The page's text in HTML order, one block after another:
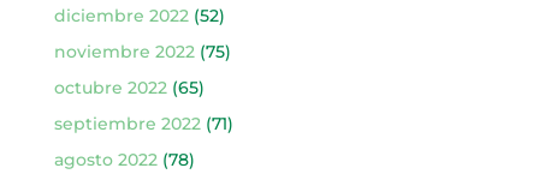
diciembre 2022 (52)
noviembre 2022 (75)
octubre 2022 (65)
septiembre 2022 (71)
agosto 2022 (78)